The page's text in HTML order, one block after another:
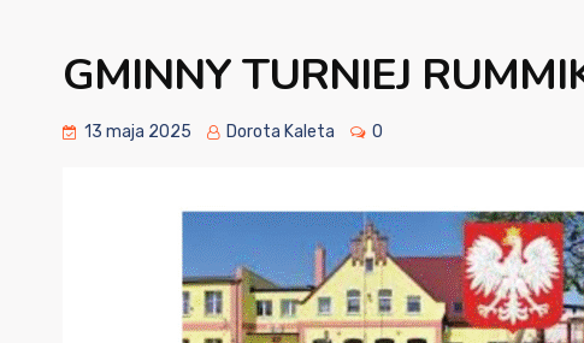
GMINNY TURNIEJ
13 maja 2025 Dorota Kaleta 0